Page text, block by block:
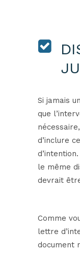
Si jamais
que
d’inclure
le même
devrait
Comme
lettre
document